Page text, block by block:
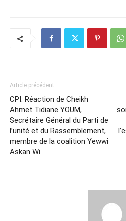
Article précédent
CPI: Réaction de Cheikh
Ahmet Tidiane YOUM,
Secrétaire Général du Parti de
l’unité et du Rassemblement,
membre de la coalition Yewwi
Askan Wi